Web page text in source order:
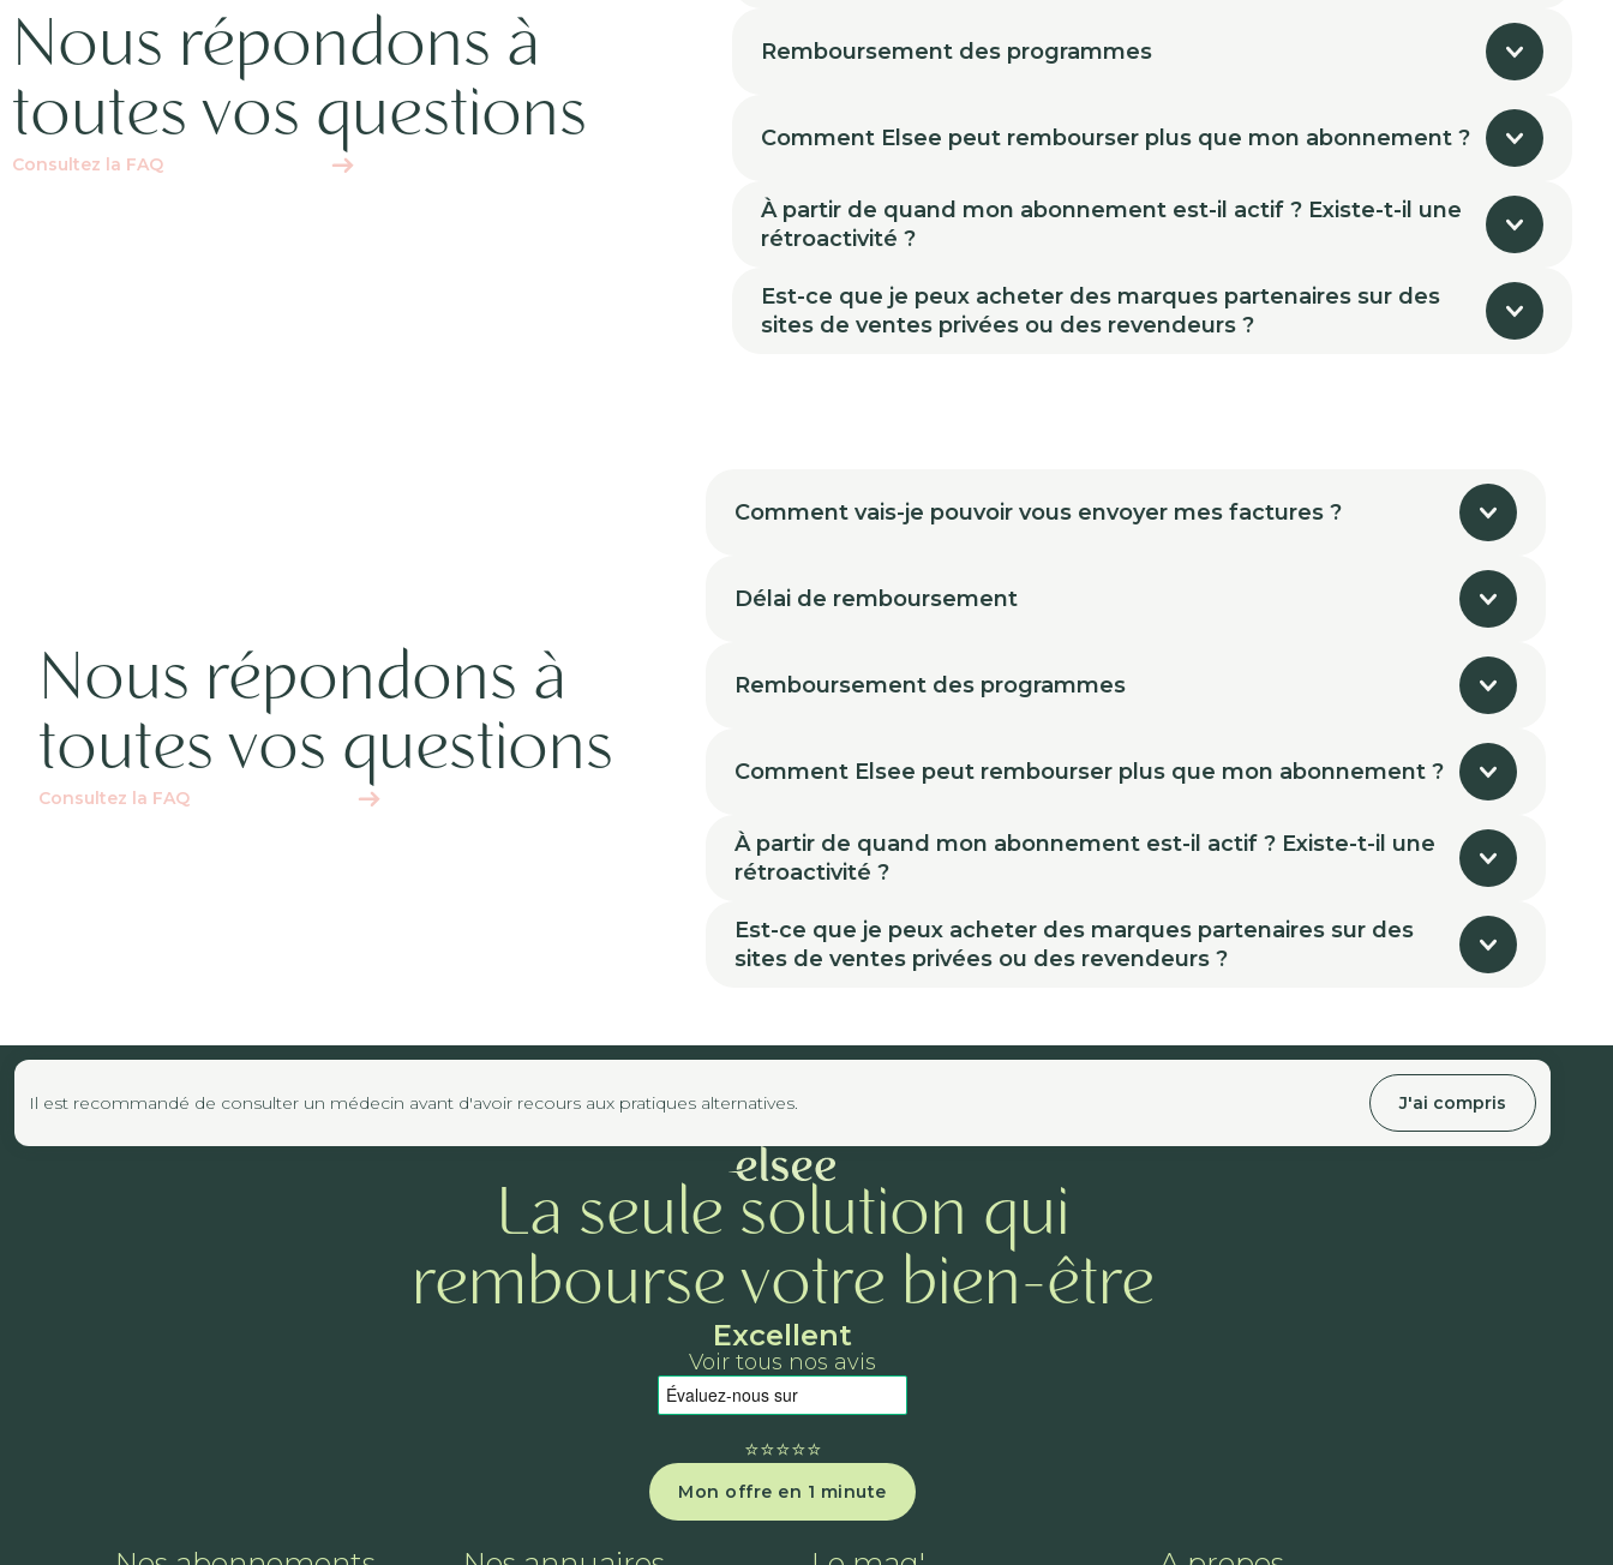
Nous répondons à
toutes vos questions
Consultez la FAQ
Remboursement des programmes
Comment Elsee peut rembourser plus que mon abonnement ?
À partir de quand mon abonnement est-il actif ? Existe-t-il une
rétroactivité ?
Est-ce que je peux acheter des marques partenaires sur des
sites de ventes privées ou des revendeurs ?
Nous répondons à
toutes vos questions
Consultez la FAQ
Comment vais-je pouvoir vous envoyer mes factures ?
Délai de remboursement
Remboursement des programmes
Comment Elsee peut rembourser plus que mon abonnement ?
À partir de quand mon abonnement est-il actif ? Existe-t-il une
rétroactivité ?
Est-ce que je peux acheter des marques partenaires sur des
sites de ventes privées ou des revendeurs ?
Il est recommandé de consulter un médecin avant d'avoir recours aux pratiques alternatives. J'ai compris
La seule solution qui
rembourse votre bien-être
Excellent
Voir tous nos avis
⭐️⭐️⭐️⭐️⭐️
Mon offre en 1 minute